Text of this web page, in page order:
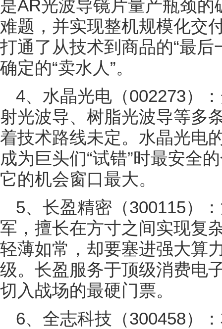
是AR光波导镜片量产瓶颈
难题，并实现整机规模化交
打通了从技术到商品的“最
确定的“卖水人”。
4、水晶光电（002273）
射光波导、树脂光波导等多
着技术路线未定。水晶光电
成为巨头们“试错”时最安全
它的机会窗口最大。
5、长盈精密（300115）
军，擅长在方寸之间实现复
轻薄如常，却要塞进强大算
级。长盈服务于顶级消费电
切入战场的最硬门票。
6、全志科技（300458）